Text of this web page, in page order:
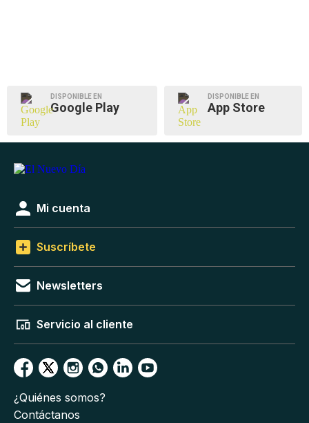
DISPONIBLE EN
Google Play
DISPONIBLE EN
App Store
Mi cuenta
Suscríbete
Newsletters
Servicio al cliente
¿Quiénes somos?
Contáctanos